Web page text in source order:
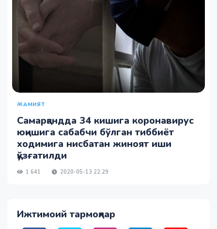
ЖАМИЯТ
Самарқандда 34 кишига коронавирус
юқишига сабабчи бўлган тиббиёт
ходимига нисбатан жиноят иши
қўзғатилди
1 641 2020-05-13 22:29
Ижтимоий тармоқлар